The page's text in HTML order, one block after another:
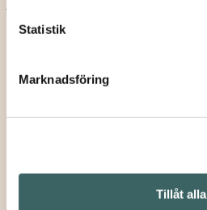
Statistik
Marknadsföring
Tillåt alla
«